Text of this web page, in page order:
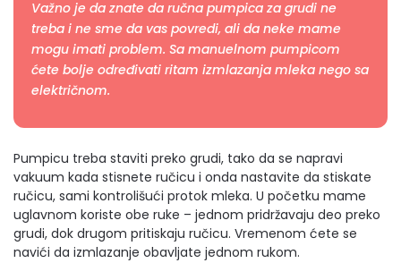
Važno je da znate da ručna pumpica za grudi ne
treba i ne sme da vas povredi, ali da neke mame
mogu imati problem. Sa manuelnom pumpicom
ćete bolje određivati ritam izmlazanja mleka nego sa
električnom.
Pumpicu treba staviti preko grudi, tako da se napravi
vakuum kada stisnete ručicu i onda nastavite da stiskate
ručicu, sami kontrolišući protok mleka. U početku mame
uglavnom koriste obe ruke – jednom pridržavaju deo preko
grudi, dok drugom pritiskaju ručicu. Vremenom ćete se
navići da izmlazanje obavljate jednom rukom.